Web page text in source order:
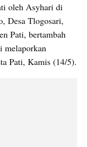
oleh Asyhari di
Desa Tlogosari,
Pati, bertambah
melaporkan
Pati, Kamis (14/5).